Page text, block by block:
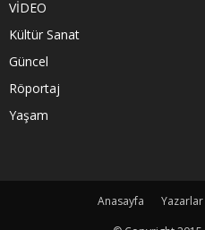
VİDEO
Kültür Sanat
Güncel
Röportaj
Yaşam
Anasayfa Yazarlar